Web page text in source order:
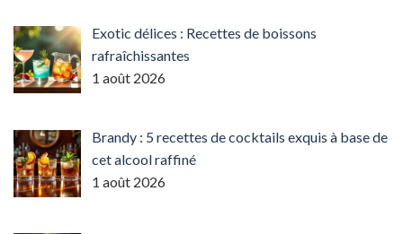
Exotic délices : Recettes de boissons
rafraîchissantes
1 août 2026
Brandy : 5 recettes de cocktails exquis à base de
cet alcool raffiné
1 août 2026